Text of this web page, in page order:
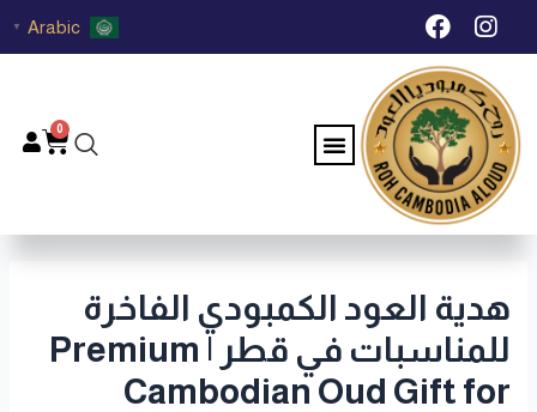
تخطي I
n
s
t
a
g
r
a
m
F
a
c
e
b
o
o
k
Arabic
▼
Menu
0
هدية العود الكمبودي الفاخرة
للمناسبات في قطر | Premium
Cambodian Oud Gift for
Post
navigation